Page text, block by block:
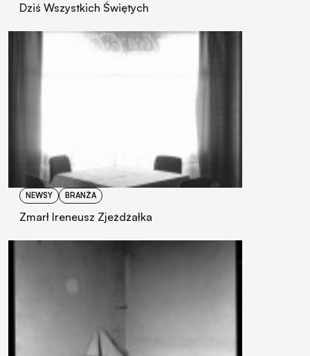
Dziś Wszystkich Świętych
NEWSY BRANŻA
Zmarł Ireneusz Zjeżdżałka